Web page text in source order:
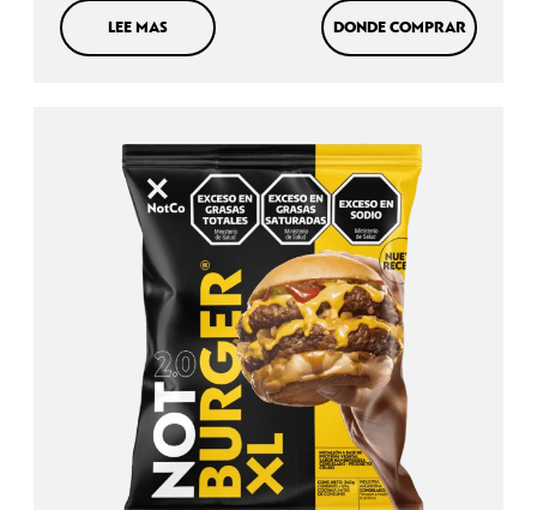
LEE MAS DONDE COMPRAR